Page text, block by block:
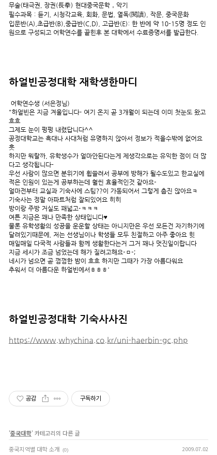
무술(태극권, 장권(長拳) 현대중국문학，악기
필수과목 : 듣기, 시청각교육, 회화, 문법, 열독(閱讀), 작문, 중국문화
입문반(A),초급반(B),중급반(C,D), 고급반(E): 한 반에 약 10-15명 정도 인
원으로 구성되고 어학연수를 끝힌후 본 대학에서 수료증명서를 발급한다.
하얼빈공정대학 재학생한마디
어학연수생 (서은정님)
"하얼빈은 지금 겨울입니다- 여기 온지 곧 3개월이 되는데 이미 첫눈도 왔고
흐흐
그제도 눈이 펑펑 내렸답니다^^
공정대학교는 흑대나 사대처럼 유명하지 않아서 정보가 적을수밖에 없어요
흣
하지만 뭐랄까, 유학생수가 얼마안된다는게 제생각으로는 유익한 점이 더 많
다고 생각됩니다-
우선 사람이 많으면 분위기에 휩쓸려서 공부에 방해가 될수도있고 한교실에
적은 인원이 있는게 공부하는데 훨씬 효율적인것 같아요-
얼마전부터 교실과 기숙사에 스팀??이 가동되어서 그렇게 춥진 않아요ㅋ
기숙사는 정말 아파트처럼 잘되있어요 히히
방이랑 주방 거실도 꽤넓고-ㅋㅋㅋ
여튼 지금은 꽤나 만족한 상태입니다♥
물론 유학생활의 성공을 운운할 상태는 아니지만은 우선 모든건 자기하기에
달려있기때문에, 저는 선생님이나 학생들 모두 친절하고 아주 좋아요 힛
매일매일 다국적 사람들과 함께 생활한다는거 그거 꽤나 멋진일이랍니다
지금 세시가 조금 넘었는데 해가 질려고해요-ㅁ-;
네시가 넘으면 곧 껌껌한 밤이 흐흐 하지만 그때가 가장 아름다워요
추워서 더 아름다운 하얼빈에서ㅎㅎㅎ'
하얼빈공정대학 기숙사사진
https://www.whychina.co.kr/uni-haerbin-gc.php
공감 구독하기
'중국대학' 카테고리의 다른 글
중국지역별 대학 소개 (0) 2009.07.02